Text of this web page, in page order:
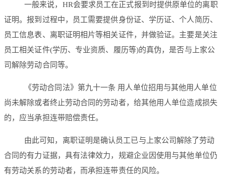
一般来说，HR会要求员工在正式报到时提供原单位的离职
证明。报到过程中，员工需要提供身份证、学历证、个人简历、
员工信息表、离职证明相片等相关证件，并做验证。主要是关注
员工相关证件(学历、专业资质、履历等)的真伪，是否与上家公
司解除劳动合同等。
《劳动合同法》第九十一条 用人单位招用与其他用人单位
尚未解除或者终止劳动合同的劳动者，给其他用人单位造成损失
的，应当承担连带赔偿责任。
由此可知，离职证明是确认员工已与上家公司解除了劳动
合同的有力证据，具有法律效力，规避企业因使用与其他单位仍
有劳动关系的劳动者，而承担连带责任的风险。